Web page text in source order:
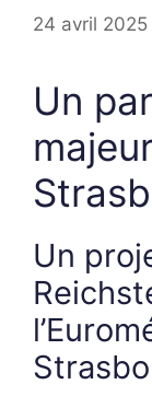
24 avril 2025
Un
Un